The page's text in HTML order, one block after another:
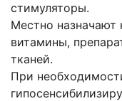
стимуляторы.
Местно назначают
витамины,
тканей.
При